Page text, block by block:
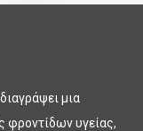
μια
φροντίδων υγείας,